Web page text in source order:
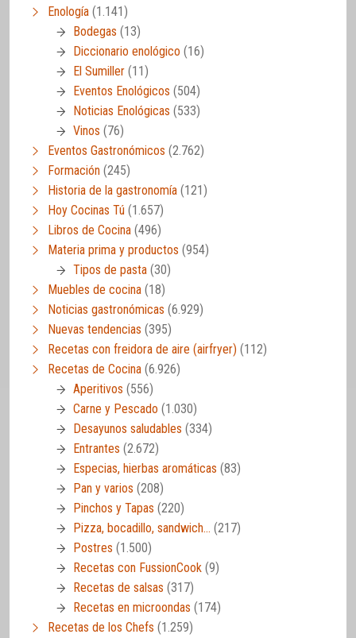
Enología (1.141)
Bodegas (13)
Diccionario enológico (16)
El Sumiller (11)
Eventos Enológicos (504)
Noticias Enológicas (533)
Vinos (76)
Eventos Gastronómicos (2.762)
Formación (245)
Historia de la gastronomía (121)
Hoy Cocinas Tú (1.657)
Libros de Cocina (496)
Materia prima y productos (954)
Tipos de pasta (30)
Muebles de cocina (18)
Noticias gastronómicas (6.929)
Nuevas tendencias (395)
Recetas con freidora de aire (airfryer) (112)
Recetas de Cocina (6.926)
Aperitivos (556)
Carne y Pescado (1.030)
Desayunos saludables (334)
Entrantes (2.672)
Especias, hierbas aromáticas (83)
Pan y varios (208)
Pinchos y Tapas (220)
Pizza, bocadillo, sandwich… (217)
Postres (1.500)
Recetas con FussionCook (9)
Recetas de salsas (317)
Recetas en microondas (174)
Recetas de los Chefs (1.259)